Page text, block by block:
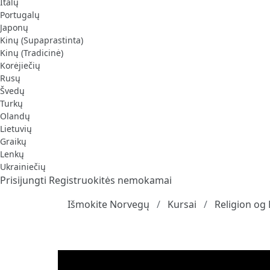
Portugalų
Japonų
Kinų (Supaprastinta)
Kinų (Tradicinė)
Korėjiečių
Rusų
Švedų
Turkų
Olandų
Lietuvių
Graikų
Lenkų
Ukrainiečių
Prisijungti Registruokitės nemokamai
Išmokite Norvegų
Kursai Religion og